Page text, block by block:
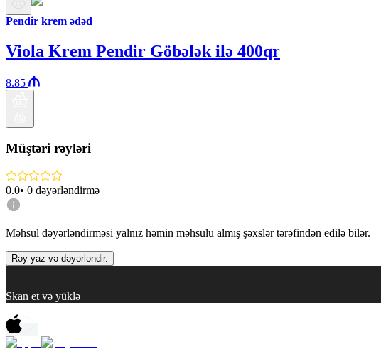
Pendir krem ədəd
Viola Krem Pendir Göbələk ilə 400qr
8.85
Müştəri rəyləri
0.0• 0 dəyərləndirmə
Məhsul dəyərləndirməsi yalnız həmin məhsulu almış şəxslər tərəfindən edilə bilər.
Rəy yaz və dəyərləndir.
Skan et və yüklə